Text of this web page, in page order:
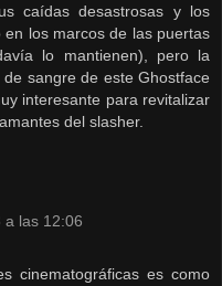
caídas desastrosas y los
los marcos de las puertas
lo mantienen), pero la
sangre de este Ghostface
interesante para revitalizar
del slasher.
a las 12:06
cinematográficas es como